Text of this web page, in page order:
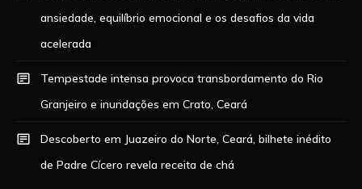
ansiedade, equilíbrio emocional e os desafios da vida
acelerada
Tempestade intensa provoca transbordamento do Rio
Granjeiro e inundações em Crato, Ceará
Descoberto em Juazeiro do Norte, Ceará, bilhete inédito
de Padre Cícero revela receita de chá